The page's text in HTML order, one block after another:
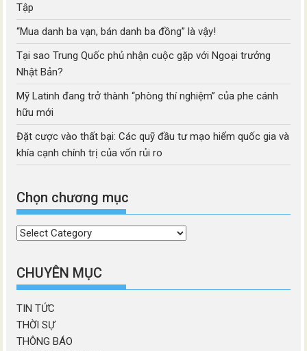
Tập
“Mua danh ba vạn, bán danh ba đồng” là vậy!
Tại sao Trung Quốc phủ nhận cuộc gặp với Ngoại trưởng
Nhật Bản?
Mỹ Latinh đang trở thành “phòng thí nghiệm” của phe cánh
hữu mới
Đặt cược vào thất bại: Các quỹ đầu tư mạo hiểm quốc gia và
khía cạnh chính trị của vốn rủi ro
Chọn chương mục
Chọn
mục
CHUYÊN MỤC
TIN TỨC
THỜI SỰ
THÔNG BÁO